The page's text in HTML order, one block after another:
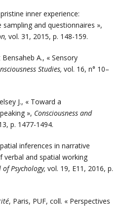
inner experience:
and questionnaires »,
vol. 31, 2015, p. 148-159.
A., « Sensory
Studies,vol. 16, n° 10–
J., « Toward a
», Consciousness and
p. 1477-1494.
inferences in narrative
verbal and spatial working
of Psychology,vol. 19, E11, 2016, p.
, Paris, PUF, coll. « Perspectives